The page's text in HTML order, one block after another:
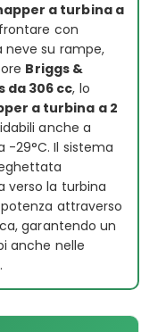
a turbina a
con
neve su rampe,
Briggs &
da 306 cc, lo
a turbina a 2
anche a
29°C. Il sistema
verso la turbina
attraverso
garantendo un
anche nelle